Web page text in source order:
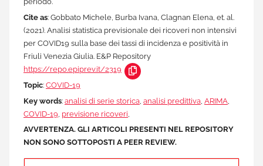
Cite as: Gobbato Michele, Burba Ivana, Clagnan Elena, et. al.
(2021). Analisi statistica previsionale dei ricoveri non intensivi
per COVID19 sulla base dei tassi di incidenza e positività in
Friuli Venezia Giulia. E&P Repository
https://repo.epiprev.it/2319
Topic: COVID-19
Key words: analisi di serie storica analisi predittiva ARIMA
COVID-19 previsione ricoveri
AVVERTENZA. GLI ARTICOLI PRESENTI NEL REPOSITORY
NON SONO SOTTOPOSTI A PEER REVIEW.